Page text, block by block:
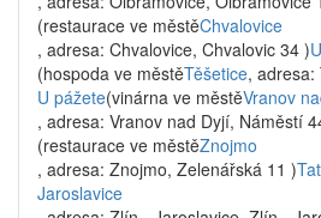
(restaurace ve městěChvalovice
, adresa: Chvalovice, Chvalovic 34 )
(hospoda ve městěTěšetice, adresa:
U pážete(vinárna ve městěVranov
, adresa: Vranov nad Dyjí, Náměstí
(restaurace ve městěZnojmo
, adresa: Znojmo, Zelenářská 11 )
Jaroslavice